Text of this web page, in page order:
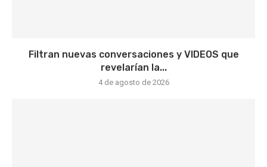
Filtran nuevas conversaciones y VIDEOS que
revelarían la...
4 de agosto de 2026